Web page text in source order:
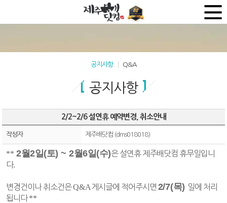
공지사항 Q&A
공지사항
2/2~2/6 설연휴 예약변경, 취소안내
작성자 제주배닷컴 (dms018018)
** 2월2일(토) ~ 2월6일(수)은 설연휴 제주배닷컴 휴무일입니
다.
변경건이나 취소건은Q&A게시글에 적어주시면 2/7(목) 일에 처리
됩니다**